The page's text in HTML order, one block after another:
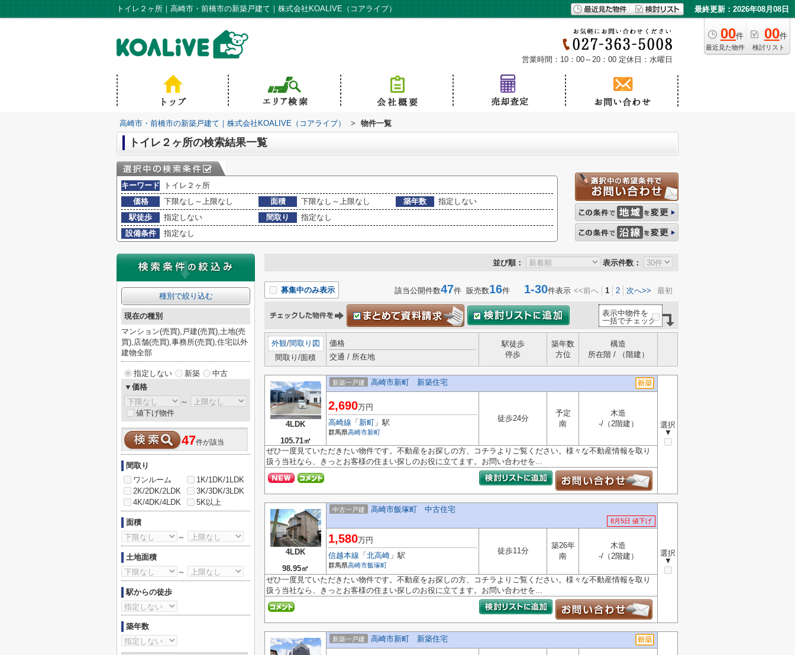
トイレ２ヶ所｜高崎市・前橋市の新築戸建て｜株式会社KOALIVE（コアライブ） 最終更新：2026年08月08日
00件
最近見た物件
00件
検討リスト
営業時間：10：00～20：00 定休日：水曜日
高崎市・前橋市の新築戸建て｜株式会社KOALIVE（コアライブ） > 物件一覧
トイレ２ヶ所の検索結果一覧
キーワード
トイレ２ヶ所
価格
下限なし～上限なし 面積 下限なし～上限なし 築年数
指定しない
駅徒歩
指定しない 間取り
指定なし
設備条件
指定なし
並び順： 表示件数：
募集中のみ表示 該当公開件数47件 販売数16件 1-30件表示 <<前へ 1 2 次へ>> 最初
表示中物件を
一括でチェック
外観/間取り図
間取り/面積
価格
交通 / 所在地
駅徒歩
停歩
築年数
方位
構造
所在階 / （階建）
4LDK
105.71㎡
新築一戸建 高崎市新町 新築住宅
選択
▼
2,690万円
高崎線 「 新町 」駅
群馬県高崎市新町
徒歩24分
予定
南
木造
-/（2階建）
ぜひ一度見ていただきたい物件です。不動産をお探しの方、コチラよりご覧ください。様々な不動産情報を取り
扱う当社なら、きっとお客様の住まい探しのお役に立てます。お問い合わせを...
4LDK
98.95㎡
中古一戸建 高崎市飯塚町 中古住宅
8月5日 値下げ
選択
▼
1,580万円
信越本線 「 北高崎 」駅
群馬県高崎市飯塚町
徒歩11分
築26年
南
木造
-/（2階建）
ぜひ一度見ていただきたい物件です。不動産をお探しの方、コチラよりご覧ください。様々な不動産情報を取り
扱う当社なら、きっとお客様の住まい探しのお役に立てます。お問い合わせを...
新築一戸建 高崎市新町 新築住宅
種別で絞り込む
現在の種別
マンション(売買),戸建(売買),土地(売
買),店舗(売買),事務所(売買),住宅以外
建物全部
指定しない 新築
中古
▼価格
～
値下げ物件
47件が該当
間取り
ワンルーム
1K/1DK/1LDK
2K/2DK/2LDK
3K/3DK/3LDK
4K/4DK/4LDK
5K以上
面積
～
土地面積
～
駅からの徒歩
築年数